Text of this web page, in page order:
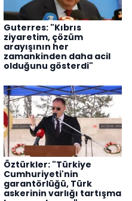
Guterres: "Kıbrıs
ziyaretim, çözüm
arayışının her
zamankinden daha acil
olduğunu gösterdi"
Öztürkler: "Türkiye
Cumhuriyeti'nin
garantörlüğü, Türk
askerinin varlığı tartışma